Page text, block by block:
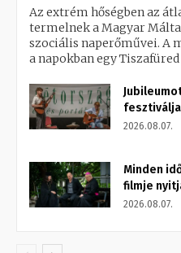
Az extrém hőségben az
termelnek a Magyar
szociális naperőművei. A
a napokban egy
fesztiválja
2026.08.07.
Minden
filmje
2026.08.07.